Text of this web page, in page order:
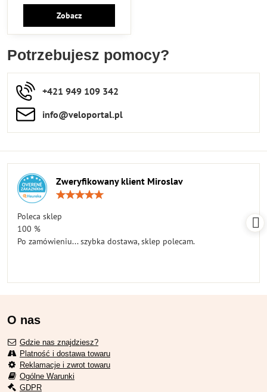
Zobacz
Potrzebujesz pomocy?
+421 949 109 342
info​​@veloportal​.pl
Zweryfikowany klient Miroslav
Poleca sklep
100 %
Po zamówieniu... szybka dostawa, sklep polecam.
O nas
Gdzie nas znajdziesz?
Platność i dostawa towaru
Reklamacje i zwrot towaru
Ogólne Warunki
GDPR